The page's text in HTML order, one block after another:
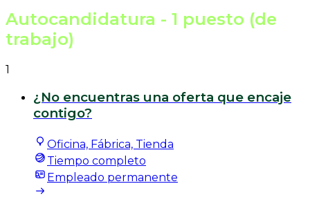
Autocandidatura - 1 puesto (de
trabajo)
1
¿No encuentras una oferta que encaje
contigo?
Oficina, Fábrica, Tienda
Tiempo completo
Empleado permanente